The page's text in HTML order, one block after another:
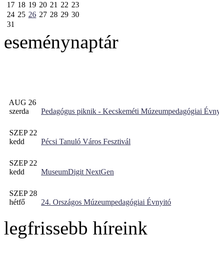
17 18 19 20 21 22 23
24 25 26 27 28 29 30
31
eseménynaptár
AUG 26
szerda
Pedagógus piknik - Kecskeméti Múzeumpedagógiai
SZEP 22
kedd
Pécsi Tanuló Város Fesztivál
SZEP 22
kedd
MuseumDigit NextGen
SZEP 28
hétfő
24. Országos Múzeumpedagógiai Évnyitó
legfrissebb híreink